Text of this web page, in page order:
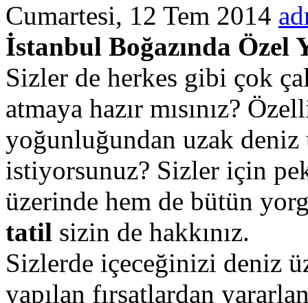
Cumartesi, 12 Tem 2014
İstanbul Boğazında Özel
Sizler de herkes gibi çok
atmaya hazır mısınız?
yoğunluğundan uzak
istiyorsunuz? Sizler için
üzerinde hem de bütün
tatil sizin de hakkınız.
Sizlerde içeceğinizi deniz
yapılan fırsatlardan